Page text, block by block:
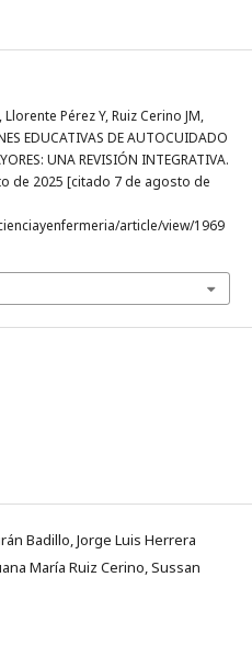
Pérez Y, Ruiz Cerino JM,
EDUCATIVAS DE AUTOCUIDADO
UNA REVISIÓN INTEGRATIVA.
de 2025 [citado 7 de agosto de
article/view/1969
Badillo, Jorge Luis Herrera
María Ruiz Cerino, Sussan